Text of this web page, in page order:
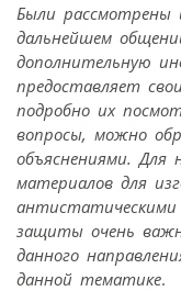
Были
дальнейшем
дополнительную
предоставляет
подробно их
вопросы, можно
объяснениями. Для
материалов для
защиты очень
данного
данной тематике.